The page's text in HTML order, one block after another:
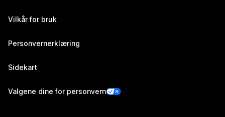
Vilkår for bruk
Personvernerklæring
Sidekart
Valgene dine for personvern